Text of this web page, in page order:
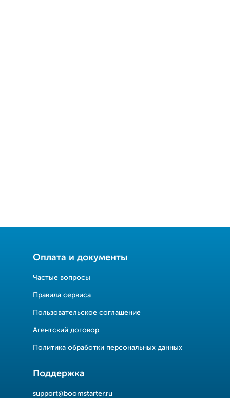
Оплата и документы
Частые вопросы
Правила сервиса
Пользовательское соглашение
Агентский договор
Политика обработки персональных данных
Поддержка
support@boomstarter.ru